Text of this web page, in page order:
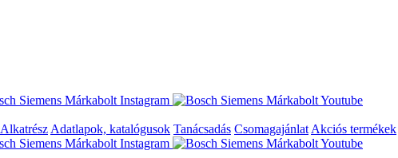
Alkatrész Adatlapok, katalógusok Tanácsadás Csomagajánlat Akciós termékek